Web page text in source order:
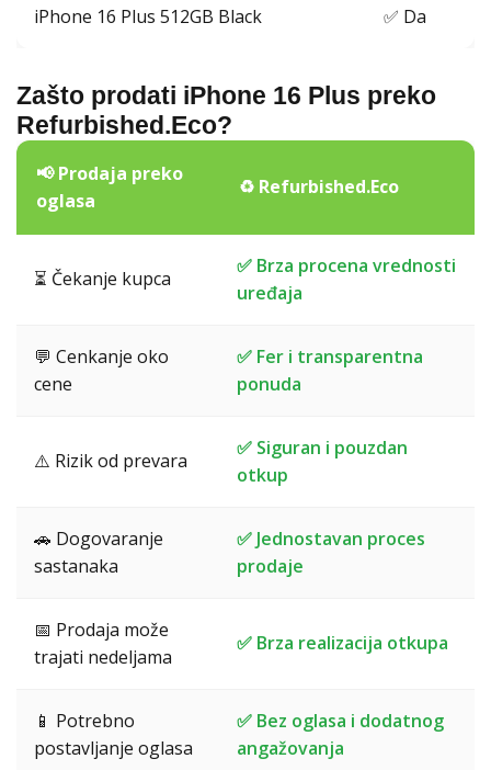
iPhone 16 Plus 512GB Black ✅ Da
Zašto prodati iPhone 16 Plus preko
Refurbished.Eco?
📢 Prodaja preko
oglasa
♻️ Refurbished.Eco
⏳ Čekanje kupca
✅ Brza procena vrednosti
uređaja
💬 Cenkanje oko
cene
✅ Fer i transparentna
ponuda
⚠️ Rizik od prevara
✅ Siguran i pouzdan
otkup
🚗 Dogovaranje
sastanaka
✅ Jednostavan proces
prodaje
📅 Prodaja može
trajati nedeljama
✅ Brza realizacija otkupa
📱 Potrebno
postavljanje oglasa
✅ Bez oglasa i dodatnog
angažovanja